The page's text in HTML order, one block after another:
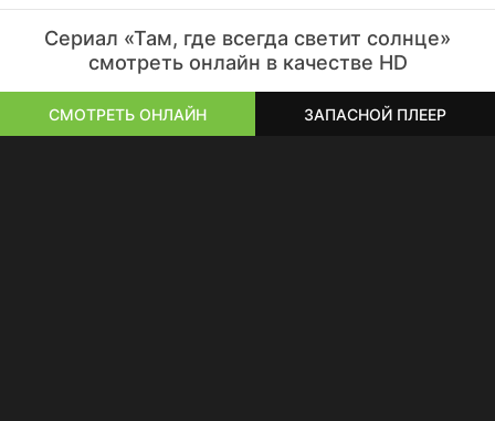
Сериал «Там, где всегда светит солнце»
смотреть онлайн в качестве HD
СМОТРЕТЬ ОНЛАЙН ЗАПАСНОЙ ПЛЕЕР